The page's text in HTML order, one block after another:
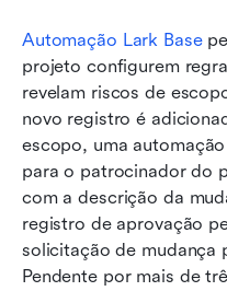
Automação Lark Base
projeto configurem
revelam riscos de
novo registro é
escopo, uma
para o patrocinador do
com a descrição da
registro de aprovação
solicitação de mudança
Pendente por mais de